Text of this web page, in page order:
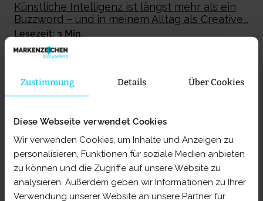
Zustimmung Details Über Cookies
Diese Webseite verwendet Cookies
Wir verwenden Cookies, um Inhalte und Anzeigen zu
personalisieren, Funktionen für soziale Medien anbieten
zu können und die Zugriffe auf unsere Website zu
analysieren. Außerdem geben wir Informationen zu Ihrer
Verwendung unserer Website an unsere Partner für
Künstliche Intelligenz ist längst mehr als ein
Buzzword – und in meinem Alltag als Creative...
Lesezeit: 3 Min.